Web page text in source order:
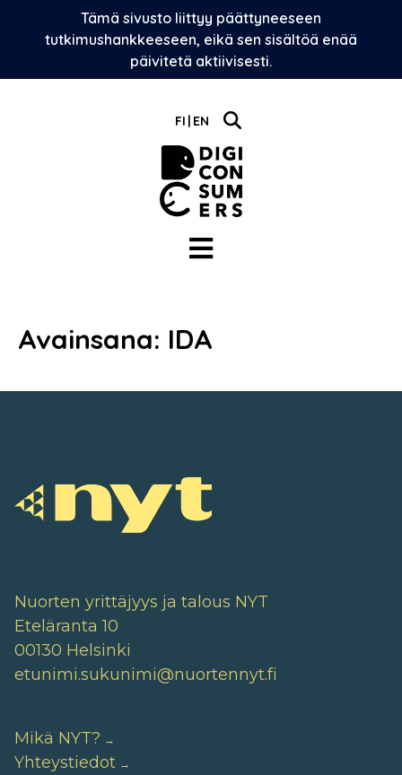
Tämä sivusto liittyy päättyneeseen
tutkimushankkeeseen, eikä sen sisältöä enää
päivitetä aktiivisesti.
FI EN
Avainsana: IDA
Nuorten yrittäjyys ja talous NYT
Eteläranta 10
00130 Helsinki
etunimi.sukunimi@nuortennyt.fi
Mikä NYT?
Yhteystiedot